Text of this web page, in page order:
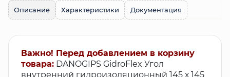
Описание Характеристики Документация
Важно! Перед добавлением в корзину
товара: DANOGIPS GidroFlex Угол
внутренний гидроизоляционный 145 х 145